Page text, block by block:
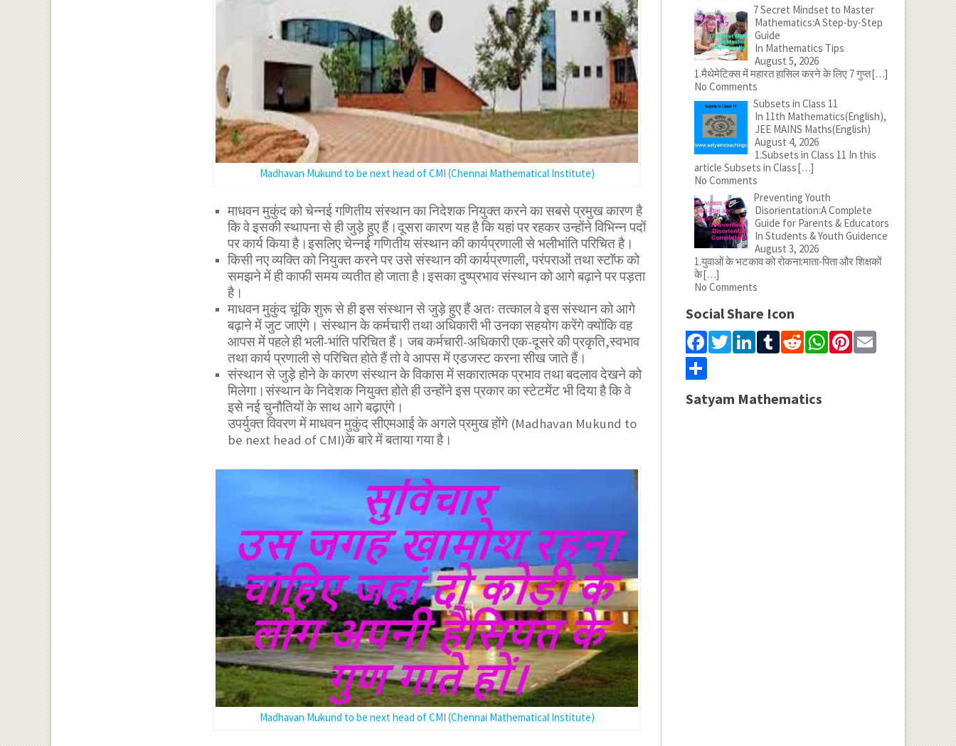
Madhavan Mukund to be next head of CMI (Chennai Mathematical Institute)
माधवन मुकुंद को चेन्नई गणितीय संस्थान का निदेशक नियुक्त करने का सबसे प्रमुख कारण है
कि वे इसकी स्थापना से ही जुड़े हुए हैं।दूसरा कारण यह है कि यहां पर रहकर उन्होंने विभिन्न पदों
पर कार्य किया है।इसलिए चेन्नई गणितीय संस्थान की कार्यप्रणाली से भलीभांति परिचित है।
किसी नए व्यक्ति को नियुक्त करने पर उसे संस्थान की कार्यप्रणाली, परंपराओं तथा स्टाॅफ को
समझने में ही काफी समय व्यतीत हो जाता है।इसका दुष्प्रभाव संस्थान को आगे बढ़ाने पर पड़ता
है।
माधवन मुकुंद चूंकि शुरू से ही इस संस्थान से जुड़े हुए हैं अतः तत्काल वे इस संस्थान को आगे
बढ़ाने में जुट जाएंगे। संस्थान के कर्मचारी तथा अधिकारी भी उनका सहयोग करेंगे क्योंकि वह
आपस में पहले ही भली-भांति परिचित हैं। जब कर्मचारी-अधिकारी एक-दूसरे की प्रकृति,स्वभाव
तथा कार्य प्रणाली से परिचित होते हैं तो वे आपस में एडजस्ट करना सीख जाते हैं।
संस्थान से जुड़े होने के कारण संस्थान के विकास में सकारात्मक प्रभाव तथा बदलाव देखने को
मिलेगा।संस्थान के निदेशक नियुक्त होते ही उन्होंने इस प्रकार का स्टेटमेंट भी दिया है कि वे
इसे नई चुनौतियों के साथ आगे बढ़ाएंगे।
उपर्युक्त विवरण में माधवन मुकुंद सीएमआई के अगले प्रमुख होंगे (Madhavan Mukund to
be next head of CMI)के बारे में बताया गया है।
Madhavan Mukund to be next head of CMI (Chennai Mathematical Institute)
7 Secret Mindset to Master
Mathematics:A Step-by-Step
Guide
In Mathematics Tips
August 5, 2026
1.मैथेमेटिक्स में महारत हासिल करने के लिए 7 गुप्त[…]
No Comments
Subsets in Class 11
In 11th Mathematics(English),
JEE MAINS Maths(English)
August 4, 2026
1.Subsets in Class 11 In this
article Subsets in Class[…]
No Comments
Preventing Youth
Disorientation:A Complete
Guide for Parents & Educators
In Students & Youth Guidence
August 3, 2026
1.युवाओं के भटकाव को रोकना:माता-पिता और शिक्षकों
के[…]
No Comments
Social Share Icon
Facebook
Twitter
LinkedIn
Tumblr
Reddit
WhatsApp
Pinterest
Email
Share
Satyam Mathematics